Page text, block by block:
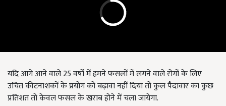
यदि आगे आने वाले 25 वर्षों में हमने फसलों में लगने वाले रोगों के लिए
उचित कीटनाशकों के प्रयोग को बढ़ावा नहीं दिया तो कुल पैदावार का कुछ
प्रतिशत तो केवल फसल के खराब होने में चला जायेगा.